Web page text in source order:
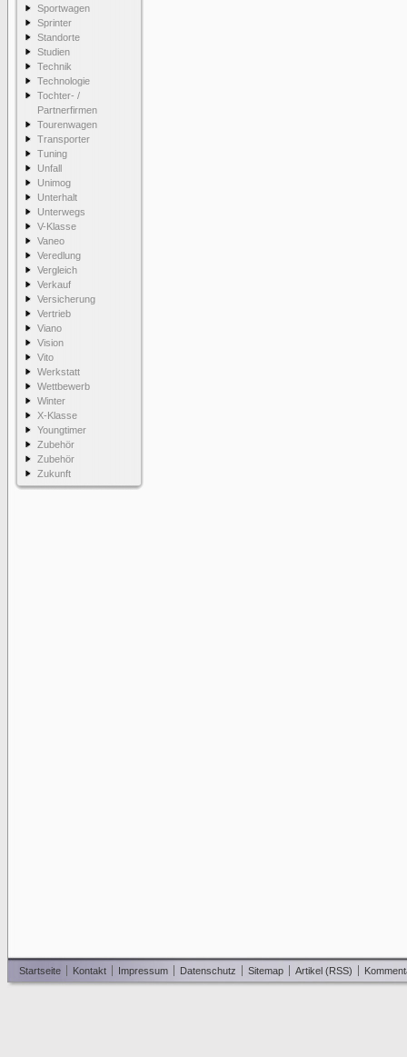
Sportwagen
Sprinter
Standorte
Studien
Technik
Technologie
Tochter- /
Partnerfirmen
Tourenwagen
Transporter
Tuning
Unfall
Unimog
Unterhalt
Unterwegs
V-Klasse
Vaneo
Veredlung
Vergleich
Verkauf
Versicherung
Vertrieb
Viano
Vision
Vito
Werkstatt
Wettbewerb
Winter
X-Klasse
Youngtimer
Zubehör
Zubehör
Zukunft
Startseite Kontakt Impressum Datenschutz Sitemap Artikel (RSS)